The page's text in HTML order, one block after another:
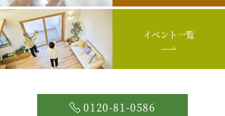
イベント一覧
0120-81-0586